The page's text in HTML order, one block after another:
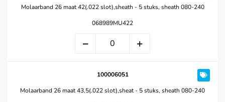
Molaarband 26 maat 42(.022 slot),sheath - 5 stuks, sheath 080-240
068989MU422
100006051
Molaarband 26 maat 43,5(.022 slot),sheat - 5 stuks, sheath 080-240